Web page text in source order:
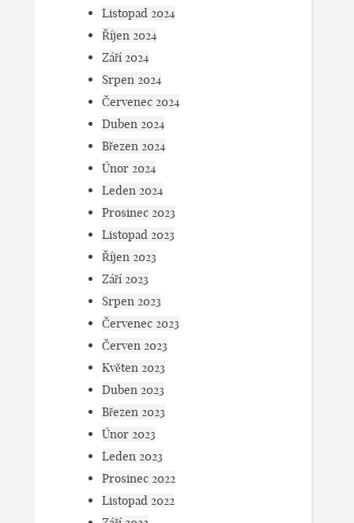
Listopad 2024
Říjen 2024
Září 2024
Srpen 2024
Červenec 2024
Duben 2024
Březen 2024
Únor 2024
Leden 2024
Prosinec 2023
Listopad 2023
Říjen 2023
Září 2023
Srpen 2023
Červenec 2023
Červen 2023
Květen 2023
Duben 2023
Březen 2023
Únor 2023
Leden 2023
Prosinec 2022
Listopad 2022